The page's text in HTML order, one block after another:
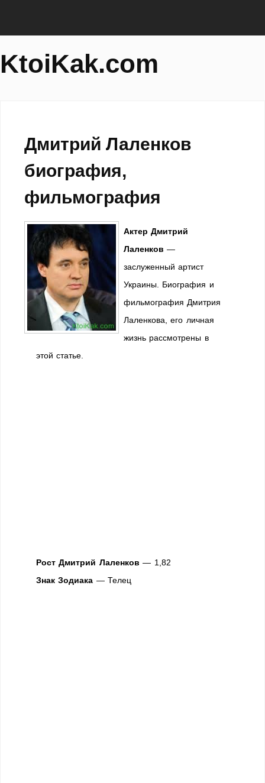
KtoiKak.com
Дмитрий Лаленков
биография,
фильмография
Актер Дмитрий
Лаленков —
заслуженный артист
Украины. Биография и
фильмография Дмитрия
Лаленкова, его личная
жизнь рассмотрены в
этой статье.
Рост Дмитрий Лаленков — 1,82
Знак Зодиака — Телец